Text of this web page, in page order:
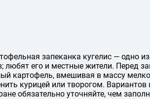
запеканка кугелис — одно
любят его и местные жители. Перед
картофель, вмешивая в массу
курицей или творогом.
обязательно уточняйте, чем